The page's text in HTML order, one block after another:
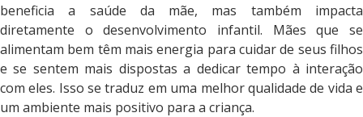
beneficia a saúde da mãe, mas também impacta
diretamente o desenvolvimento infantil. Mães que se
alimentam bem têm mais energia para cuidar de seus filhos
e se sentem mais dispostas a dedicar tempo à interação
com eles. Isso se traduz em uma melhor qualidade de vida e
um ambiente mais positivo para a criança.